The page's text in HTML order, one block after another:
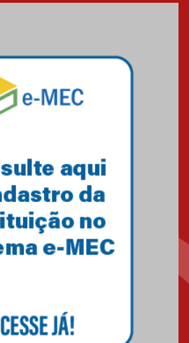
Pós-Asco: evento do HUEM
debate novidades sobre
estudos e tratamentos contra
o câncer
MackPesquisa 2026 prorroga
inscrições até 14 de agosto
15.06.2026